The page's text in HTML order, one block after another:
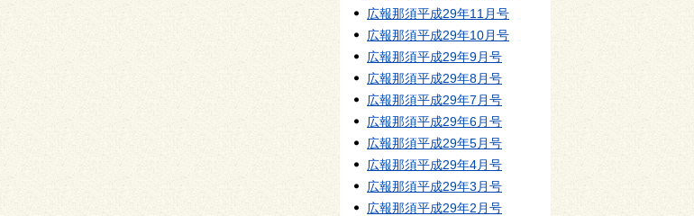
広報那須平成29年11月号
広報那須平成29年10月号
広報那須平成29年9月号
広報那須平成29年8月号
広報那須平成29年7月号
広報那須平成29年6月号
広報那須平成29年5月号
広報那須平成29年4月号
広報那須平成29年3月号
広報那須平成29年2月号